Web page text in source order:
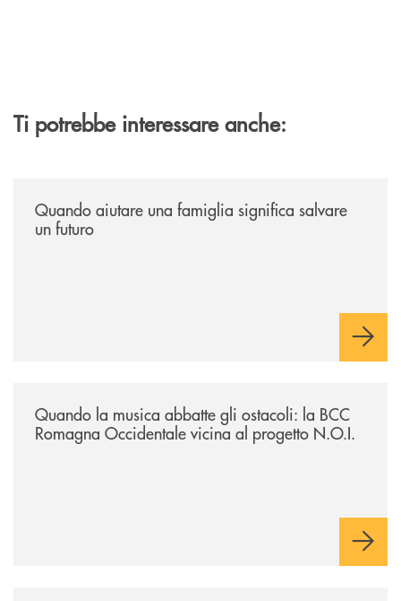
Ti potrebbe interessare anche:
Quando aiutare una famiglia significa salvare
un futuro
Quando la musica abbatte gli ostacoli: la BCC
Romagna Occidentale vicina al progetto N.O.I.